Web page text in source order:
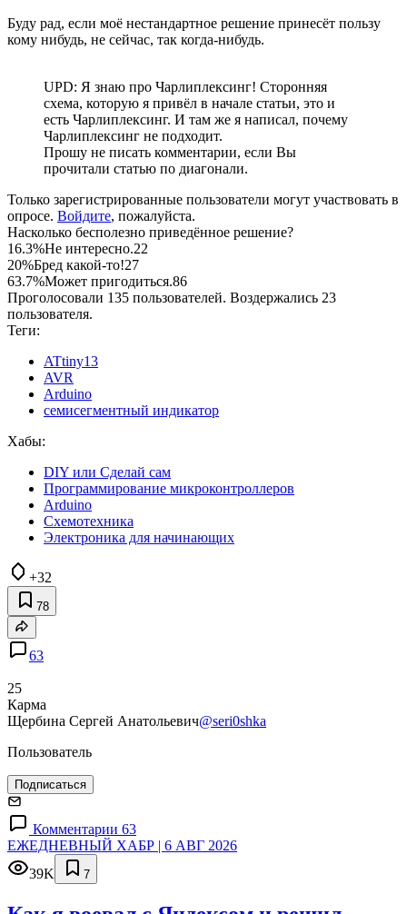
Буду рад, если моё нестандартное решение принесёт пользу
кому нибудь, не сейчас, так когда-нибудь.
UPD: Я знаю про Чарлиплексинг! Сторонняя
схема, которую я привёл в начале статьи, это и
есть Чарлиплексинг. И там же я написал, почему
Чарлиплексинг не подходит.
Прошу не писать комментарии, если Вы
прочитали статью по диагонали.
Только зарегистрированные пользователи могут участвовать в
опросе. Войдите, пожалуйста.
Насколько бесполезно приведённое решение?
16.3%Не интересно.22
20%Бред какой-то!27
63.7%Может пригодиться.86
Проголосовали 135 пользователей. Воздержались 23
пользователя.
Теги:
ATtiny13
AVR
Arduino
семисегментный индикатор
Хабы:
DIY или Сделай сам
Программирование микроконтроллеров
Arduino
Схемотехника
Электроника для начинающих
+32
78
63
25
Карма
Щербина Сергей Анатольевич@seri0shka
Пользователь
Подписаться
Комментарии 63
ЕЖЕДНЕВНЫЙ ХАБР | 6 АВГ 2026
39K
7